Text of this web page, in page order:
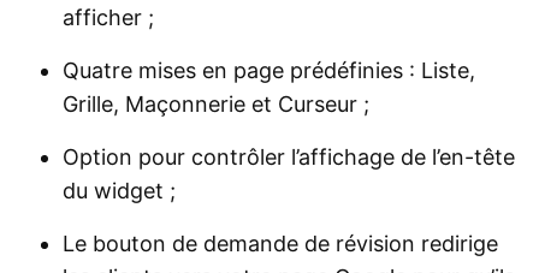
afficher ;
Quatre mises en page prédéfinies : Liste,
Grille, Maçonnerie et Curseur ;
Option pour contrôler l’affichage de l’en-tête
du widget ;
Le bouton de demande de révision redirige